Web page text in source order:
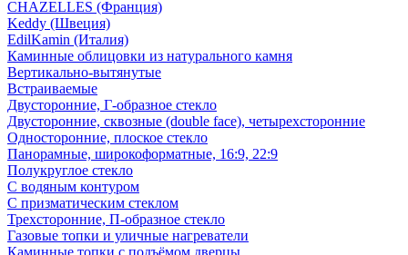
CHAZELLES (Франция)
Keddy (Швеция)
EdilKamin (Италия)
Каминные облицовки из натурального камня
Вертикально-вытянутые
Встраиваемые
Двусторонние, Г-образное стекло
Двусторонние, сквозные (double face), четырехсторонние
Односторонние, плоское стекло
Панорамные, широкоформатные, 16:9, 22:9
Полукруглое стекло
С водяным контуром
С призматическим стеклом
Трехсторонние, П-образное стекло
Газовые топки и уличные нагреватели
Каминные топки с подъёмом дверцы